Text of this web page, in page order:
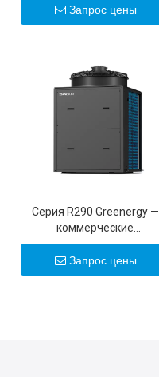
источником воздуха
Запрос цены
Серия R290 Greenergy —
коммерческие
инверторные тепловые
насосы мощностью 50
кВт/100 кВт
Запрос цены